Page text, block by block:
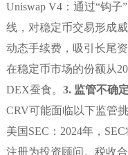
Uniswap V4：通过“钩子
线，对稳定币交易形成
动态手续费，吸引长尾
在稳定币市场的份额从
DEX蚕食。 3. 监管不确
CRV可能面临以下监管挑
美国SEC：2024年，
注册为投资顾问。税收